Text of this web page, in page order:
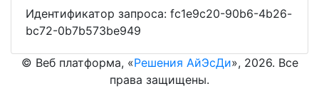
Идентификатор запроса: fc1e9c20-90b6-4b26-
bc72-0b7b573be949
© Веб платформа, «Решения АйЭсДи», 2026. Все
права защищены.